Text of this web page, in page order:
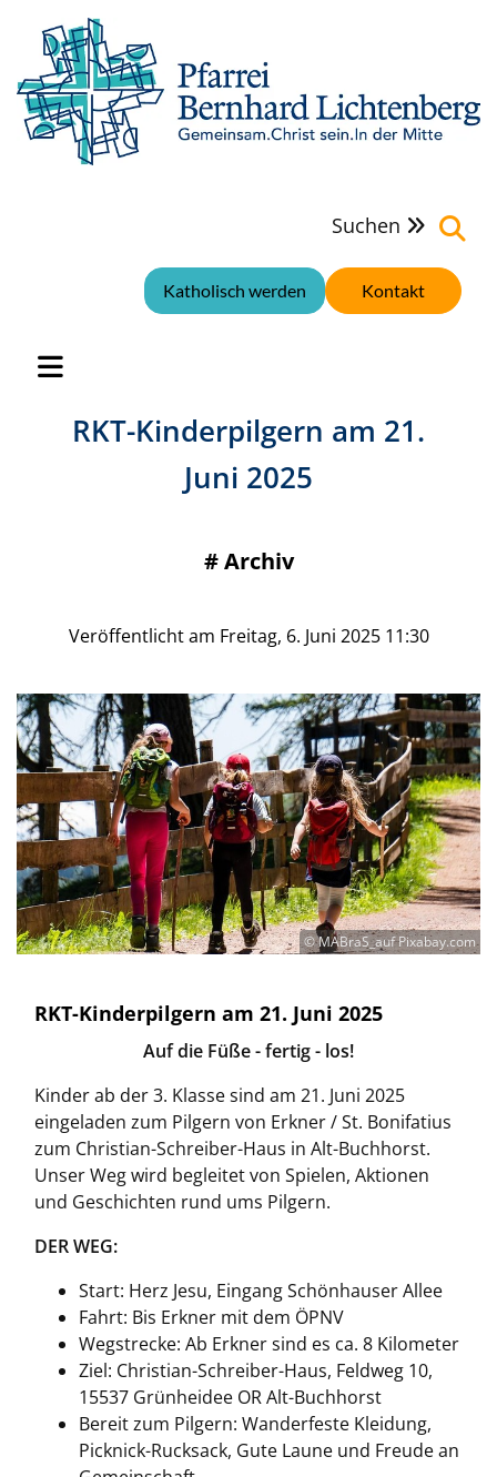
Suchen 
Kontakt
Katholisch werden
RKT-Kinderpilgern am 21.
Juni 2025
#Archiv
Veröffentlicht am Freitag, 6. Juni 2025 11:30
© MABraS_auf Pixabay.com
RKT-Kinderpilgern am 21. Juni 2025
Auf die Füße - fertig - los!
Kinder ab der 3. Klasse sind am 21. Juni 2025
eingeladen zum Pilgern von Erkner / St. Bonifatius
zum Christian-Schreiber-Haus in Alt-Buchhorst.
Unser Weg wird begleitet von Spielen, Aktionen
und Geschichten rund ums Pilgern.
DER WEG:
Start: Herz Jesu, Eingang Schönhauser Allee
Fahrt: Bis Erkner mit dem ÖPNV
Wegstrecke: Ab Erkner sind es ca. 8 Kilometer
Ziel: Christian-Schreiber-Haus, Feldweg 10,
15537 Grünheidee OR Alt-Buchhorst
Bereit zum Pilgern: Wanderfeste Kleidung,
Picknick-Rucksack, Gute Laune und Freude an